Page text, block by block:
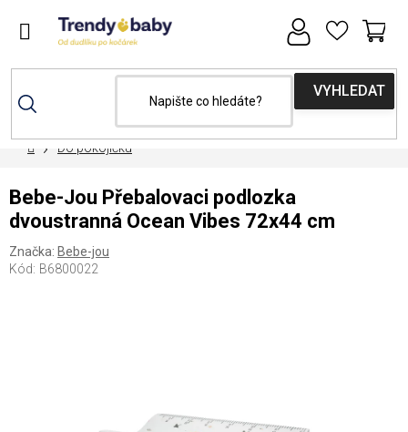
DomůDo pokojíčku
Bebe-Jou Přebalovaci podlozka
dvoustranná Ocean Vibes 72x44 cm
Značka: Bebe-jou
Kód: B6800022